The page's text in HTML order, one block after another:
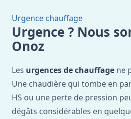
Urgence chauffage
Urgence ? Nous
Onoz
Les urgences de chauffage ne
Une chaudière qui tombe en
HS ou une perte de pression
dégâts considérables en